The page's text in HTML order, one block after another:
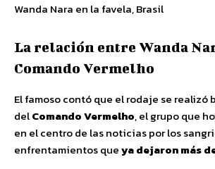
Wanda Nara en la favela, Brasil
La relación entre Wanda
Comando Vermelho
El famoso contó que el rodaje se
delComando Vermelho, el grupo que
en el centro de las noticias por los
enfrentamientos queya dejaron más